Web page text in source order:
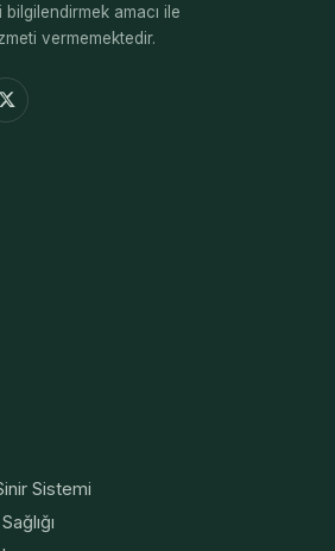
amacı ile
vermemektedir.
Sistemi